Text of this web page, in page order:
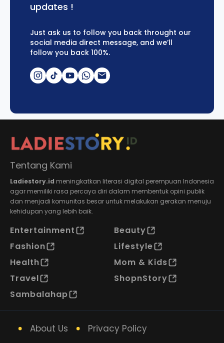
updates !
Just ask us to follow you back throught our
social media direct message, and we’ll
follow you back 100%.
Tentang Kami
Ladiestory.id meningkatkan literasi digital perempuan Indonesia
agar memiliki rasa percaya diri dalam membentuk opini publik
dan menjadi komunitas besar untuk melakukan gerakan menuju
kehidupan yang lebih baik.
Entertainment
Beauty
Fashion
Lifestyle
Health
Mom & Kids
Travel
ShopnStory
Sambalahap
About Us
Privacy Policy